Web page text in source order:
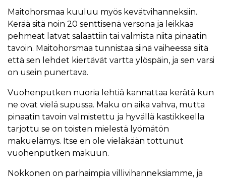
Maitohorsmaa kuuluu myös kevätvihanneksiin.
Kerää sitä noin 20 senttisenä versona ja leikkaa
pehmeät latvat salaattiin tai valmista niitä pinaatin
tavoin. Maitohorsmaa tunnistaa siinä vaiheessa siitä
että sen lehdet kiertävät vartta ylöspäin, ja sen varsi
on usein punertava.
Vuohenputken nuoria lehtiä kannattaa kerätä kun
ne ovat vielä supussa. Maku on aika vahva, mutta
pinaatin tavoin valmistettu ja hyvällä kastikkeella
tarjottu se on toisten mielestä lyömätön
makuelämys. Itse en ole vieläkään tottunut
vuohenputken makuun.
Nokkonen on parhaimpia villivihanneksiamme, ja